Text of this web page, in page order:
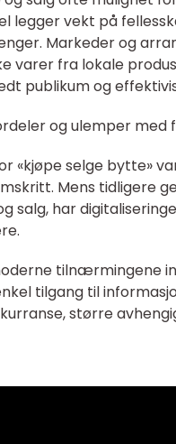
legger vekt på
Markeder og
varer fra lokale
publikum og
og ulemper med
«kjøpe selge bytte»
Mens tidligere
salg, har
tilnærmingene
tilgang til
større